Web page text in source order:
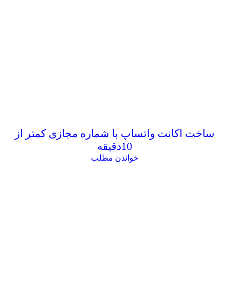
ساخت اکانت واتساپ با شماره مجازی کمتر از
10دقیقه
خواندن مطلب